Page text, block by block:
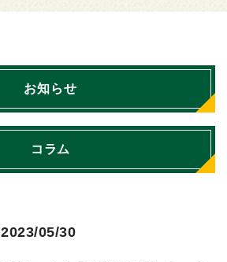
お知らせ
コラム
2023/05/30